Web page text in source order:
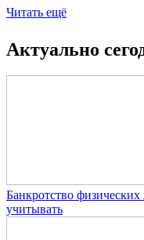
Читать ещё
Актуально
Банкротство
учитывать